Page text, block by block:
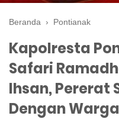
Beranda › Pontianak
Kapolresta
Safari
Ihsan, Pererat
Dengan Warga